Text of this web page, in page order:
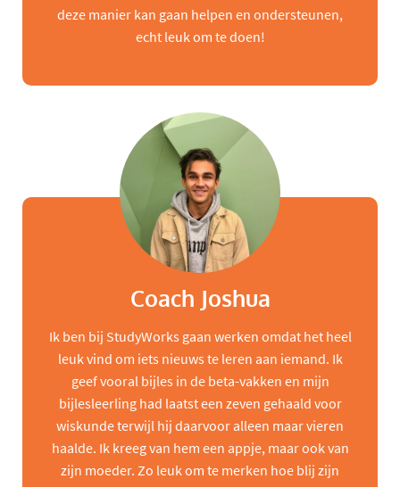
deze manier kan gaan helpen en ondersteunen,
echt leuk om te doen!
Coach Joshua
Ik ben bij StudyWorks gaan werken omdat het heel
leuk vind om iets nieuws te leren aan iemand. Ik
geef vooral bijles in de beta-vakken en mijn
bijlesleerling had laatst een zeven gehaald voor
wiskunde terwijl hij daarvoor alleen maar vieren
haalde. Ik kreeg van hem een appje, maar ook van
zijn moeder. Zo leuk om te merken hoe blij zijn